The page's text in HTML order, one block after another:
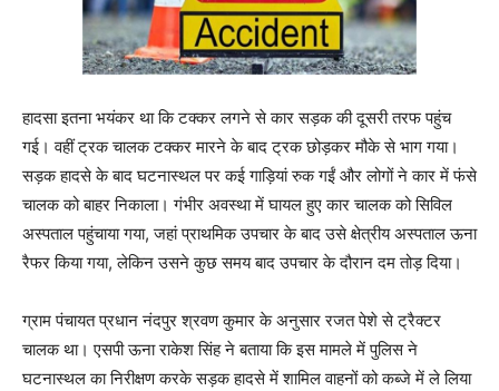
हादसा इतना भयंकर था कि टक्कर लगने से कार सड़क की दूसरी तरफ पहुंच
गई। वहीं ट्रक चालक टक्कर मारने के बाद ट्रक छोड़कर मौके से भाग गया।
सड़क हादसे के बाद घटनास्थल पर कई गाड़ियां रुक गईं और लोगों ने कार में फंसे
चालक को बाहर निकाला। गंभीर अवस्था में घायल हुए कार चालक को सिविल
अस्पताल पहुंचाया गया, जहां प्राथमिक उपचार के बाद उसे क्षेत्रीय अस्पताल ऊना
रैफर किया गया, लेकिन उसने कुछ समय बाद उपचार के दौरान दम तोड़ दिया।
ग्राम पंचायत प्रधान नंदपुर श्रवण कुमार के अनुसार रजत पेशे से ट्रैक्टर
चालक था। एसपी ऊना राकेश सिंह ने बताया कि इस मामले में पुलिस ने
घटनास्थल का निरीक्षण करके सड़क हादसे में शामिल वाहनों को कब्जे में ले लिया